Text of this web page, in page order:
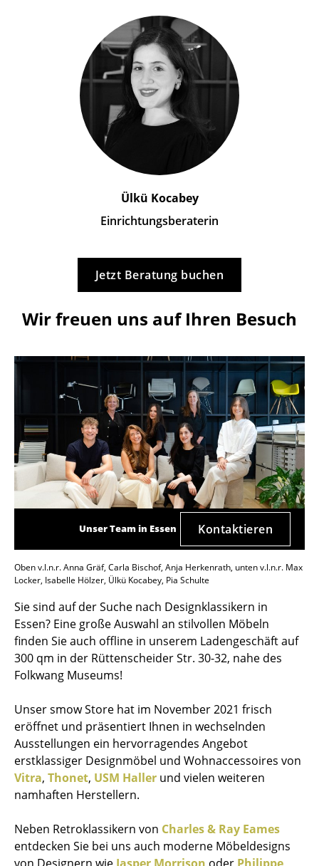
Ülkü Kocabey
Einrichtungsberaterin
Jetzt Beratung buchen
Wir freuen uns auf Ihren Besuch
Unser Team in Essen Kontaktieren
Oben v.l.n.r. Anna Gräf, Carla Bischof, Anja Herkenrath, unten v.l.n.r. Max
Locker, Isabelle Hölzer, Ülkü Kocabey, Pia Schulte
Sie sind auf der Suche nach Designklassikern in
Essen? Eine große Auswahl an stilvollen Möbeln
finden Sie auch offline in unserem Ladengeschäft auf
300 qm in der Rüttenscheider Str. 30-32, nahe des
Folkwang Museums!
Unser smow Store hat im November 2021 frisch
eröffnet und präsentiert Ihnen in wechselnden
Ausstellungen ein hervorragendes Angebot
erstklassiger Designmöbel und Wohnaccessoires von
Vitra, Thonet, USM Haller und vielen weiteren
namhaften Herstellern.
Neben Retroklassikern von Charles & Ray Eames
entdecken Sie bei uns auch moderne Möbeldesigns